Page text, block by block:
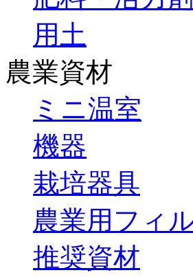
用土
農業資材
ミニ温室
機器
栽培器具
農業用フィ
推奨資材